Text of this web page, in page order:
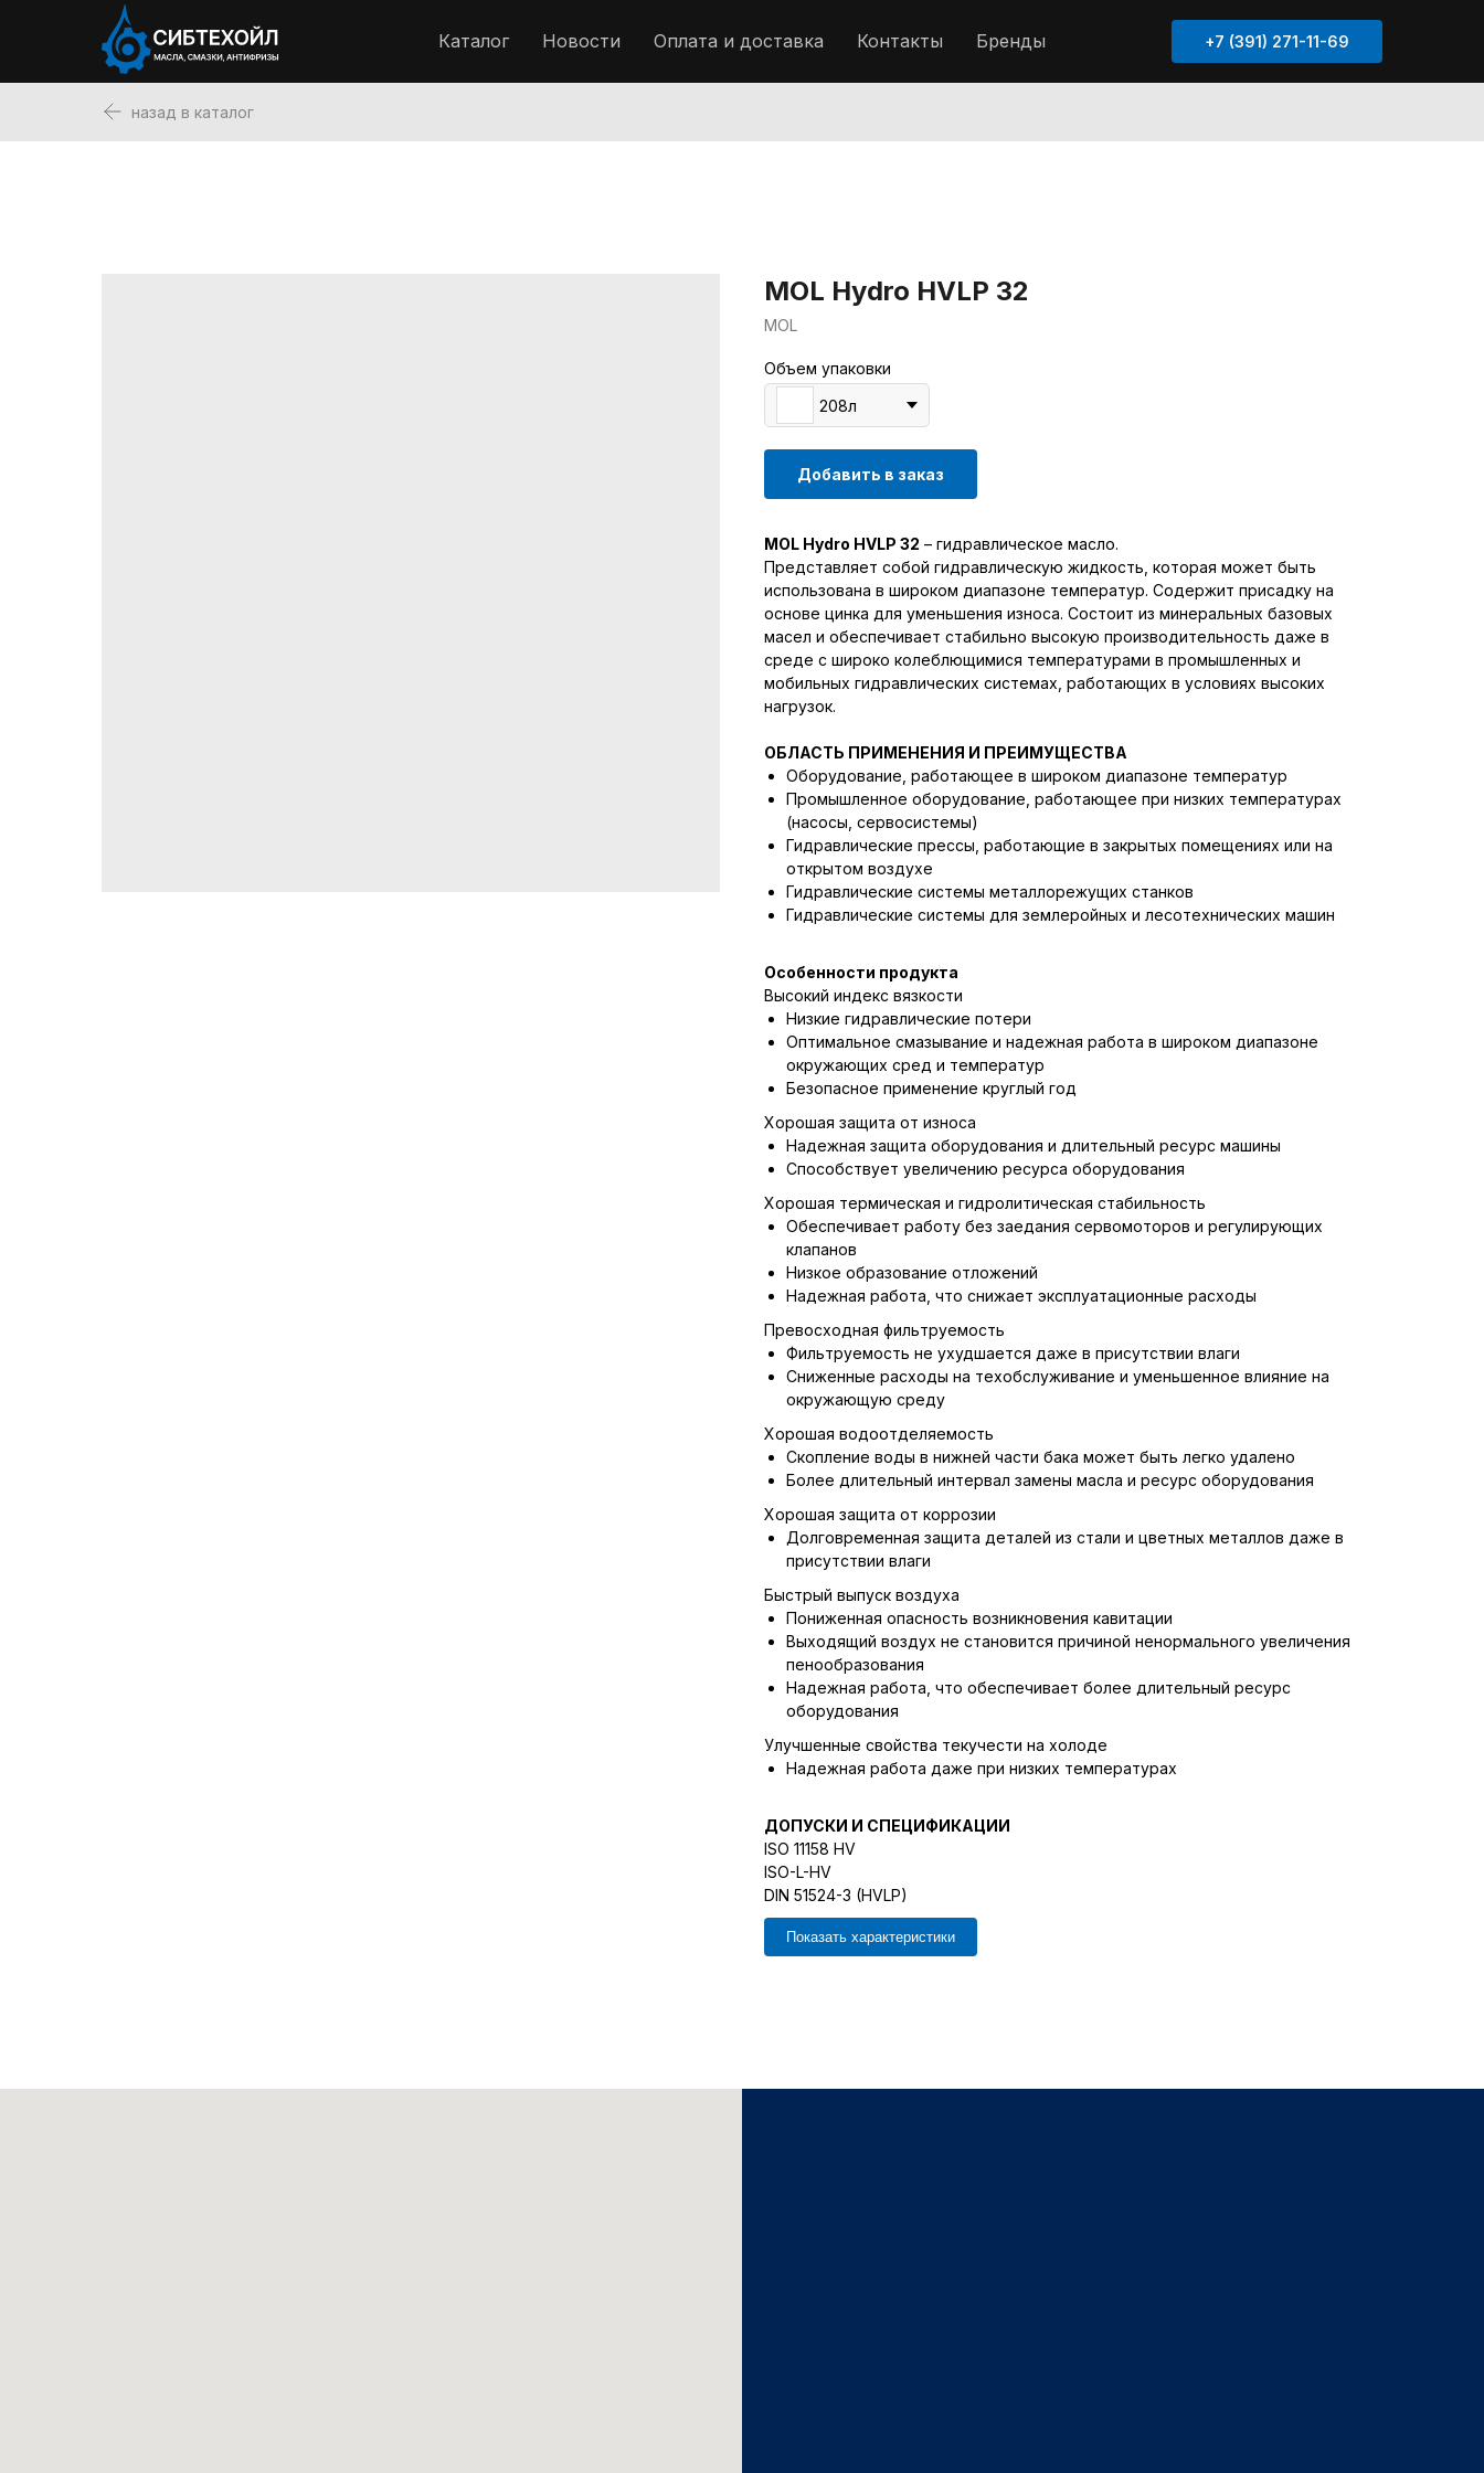
Каталог Новости Оплата и доставка Контакты Бренды +7 (391) 271-11-69
назад в каталог
MOL Hydro HVLP 32
MOL
Объем упаковки
208л
Добавить в заказ
MOL Hydro HVLP 32 – гидравлическое масло.
Представляет собой гидравлическую жидкость, которая может быть
использована в широком диапазоне температур. Содержит присадку на
основе цинка для уменьшения износа. Состоит из минеральных базовых
масел и обеспечивает стабильно высокую производительность даже в
среде с широко колеблющимися температурами в промышленных и
мобильных гидравлических системах, работающих в условиях высоких
нагрузок.
ОБЛАСТЬ ПРИМЕНЕНИЯ И ПРЕИМУЩЕСТВА
Оборудование, работающее в широком диапазоне температур
Промышленное оборудование, работающее при низких температурах
(насосы, сервосистемы)
Гидравлические прессы, работающие в закрытых помещениях или на
открытом воздухе
Гидравлические системы металлорежущих станков
Гидравлические системы для землеройных и лесотехнических машин
Особенности продукта
Высокий индекс вязкости
Низкие гидравлические потери
Оптимальное смазывание и надежная работа в широком диапазоне
окружающих сред и температур
Безопасное применение круглый год
Хорошая защита от износа
Надежная защита оборудования и длительный ресурс машины
Способствует увеличению ресурса оборудования
Хорошая термическая и гидролитическая стабильность
Обеспечивает работу без заедания сервомоторов и регулирующих
клапанов
Низкое образование отложений
Надежная работа, что снижает эксплуатационные расходы
Превосходная фильтруемость
Фильтруемость не ухудшается даже в присутствии влаги
Сниженные расходы на техобслуживание и уменьшенное влияние на
окружающую среду
Хорошая водоотделяемость
Скопление воды в нижней части бака может быть легко удалено
Более длительный интервал замены масла и ресурс оборудования
Хорошая защита от коррозии
Долговременная защита деталей из стали и цветных металлов даже в
присутствии влаги
Быстрый выпуск воздуха
Пониженная опасность возникновения кавитации
Выходящий воздух не становится причиной ненормального увеличения
пенообразования
Надежная работа, что обеспечивает более длительный ресурс
оборудования
Улучшенные свойства текучести на холоде
Надежная работа даже при низких температурах
ДОПУСКИ И СПЕЦИФИКАЦИИ
ISO 11158 HV
ISO-L-HV
DIN 51524-3 (HVLP)
Показать характеристики